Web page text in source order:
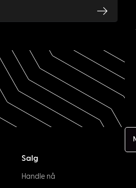
Salg
Handle nå